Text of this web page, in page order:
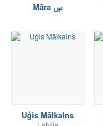
Māra ڛ
Uģis Mālkalns